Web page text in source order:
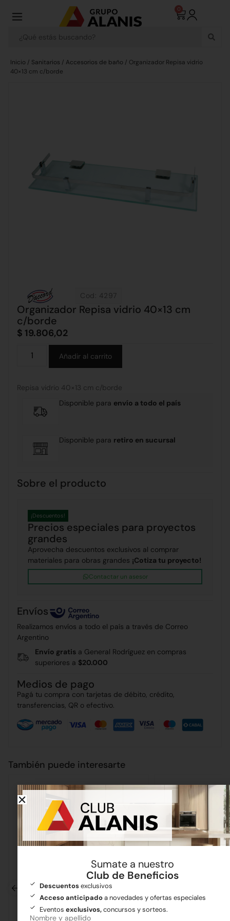
0
Inicio / Sanitarios / Accesorios de baño / Organizador Repisa vidrio
40×13 cm c/borde
Cod: 4297
Organizador Repisa vidrio 40×13 cm
c/borde
$ 19.806,02
Añadir al carrito
Repisa vidrio 40×13 cm c/borde
Disponible para envío a todo el país
Disponible para retiro en sucursal
Sobre el producto
Precios especiales para proyectos
grandes
¡Descuentos!
Aprovecha descuentos exclusivos al comprar
materiales para obras grandes ¡Cotiza tu proyecto!
Contactar un asesor
Envíos
Realizamos envíos a todo el país a través de Correo
Argentino
Envío gratis a General Rodríguez en compras
superiores a $20.000
Medios de pago
Pagá tu compra con tarjetas de débito, crédito,
transferencias, QR o efectivo.
También puede interesarte
Sumate a nuestro
Club de Beneficios
Descuentosexclusivos
Acceso anticipadoa novedades y ofertas especiales
Eventos exclusivos,concursos y sorteos.
Nombre y apellido